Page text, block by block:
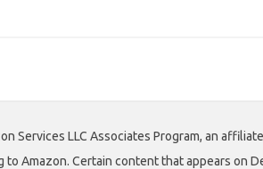
Services LLC Associates Program, an
Amazon. Certain content that appears on